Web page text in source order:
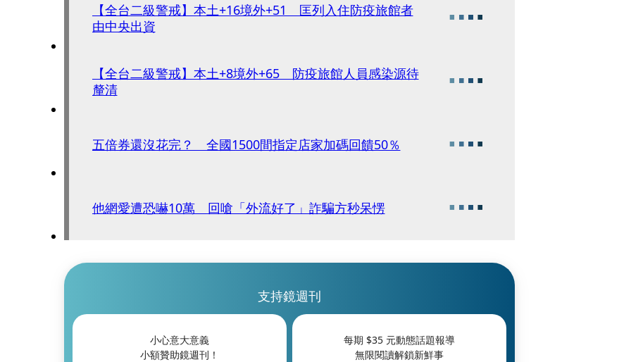
【全台二級警戒】本土+16境外+51 匡列入住防疫旅館者
由中央出資
【全台二級警戒】本土+8境外+65 防疫旅館人員感染源待
釐清
五倍券還沒花完？ 全國1500間指定店家加碼回饋50％
他網愛遭恐嚇10萬 回嗆「外流好了」詐騙方秒呆愣
支持鏡週刊
小心意大意義
小額贊助鏡週刊！
每期 $35元動態話題報導
無限閱讀解鎖新鮮事